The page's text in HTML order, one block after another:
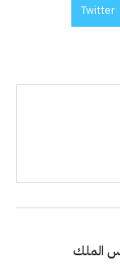
Twitter
الملك